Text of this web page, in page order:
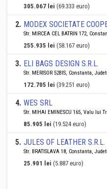
305.067 lei (69.333 euro)
2. MODEX SOCIETATE
Str. MIRCEA CEL BATRIN 172,
255.935 lei (58.167 euro)
3. ELI BAGS DESIGN S.R.L.
Str. MERISOR 52BIS, Constanta,
172.705 lei (39.251 euro)
4. WES SRL
Str. MIHAI EMINESCU 165, Valu lui
85.905 lei (19.524 euro)
5. JULES OF LEATHER S.R.L.
Str. BRATISLAVA 18, Constanta,
25.901 lei (5.887 euro)